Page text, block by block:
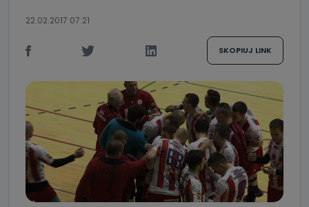
22.02.2017 07:21
SKOPIUJ LINK